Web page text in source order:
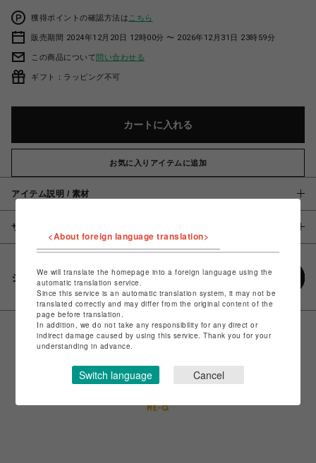
獲得ポイントの確認方法は こちら
販売期間 2024年12月20日 12時00分 〜 2026年12月31日 23時59分
この商品について問い合わせる
ギフト：ラッピング不可
カートに入れる
お気に入りアイテムに追加
アイテム説明 / 素材
サイズ
シェアする
<About foreign language translation>
We will translate the homepage into a foreign language using the
automatic translation service.
Since this service is an automatic translation system, it may not be
translated correctly and may differ from the original content of the
page before translation.
In addition, we do not take any responsibility for any direct or
indirect damage caused by using this service. Thank you for your
understanding in advance.
Switch language Cancel